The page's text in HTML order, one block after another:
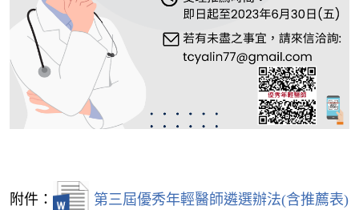
附件： 第三屆優秀年輕醫師遴選辦法(含推薦表)